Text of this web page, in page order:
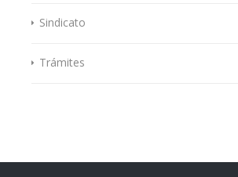
Sindicato
Trámites